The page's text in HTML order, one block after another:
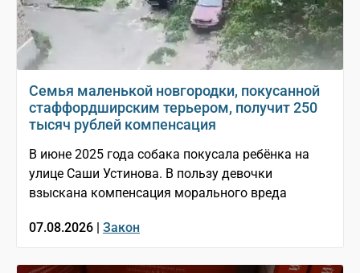
Семья маленькой новгородки, покусанной
стаффордширским терьером, получит 250
тысяч рублей компенсация
В июне 2025 года собака покусала ребёнка на
улице Саши Устинова. В пользу девочки
взыскана компенсация морального вреда
07.08.2026 | Закон